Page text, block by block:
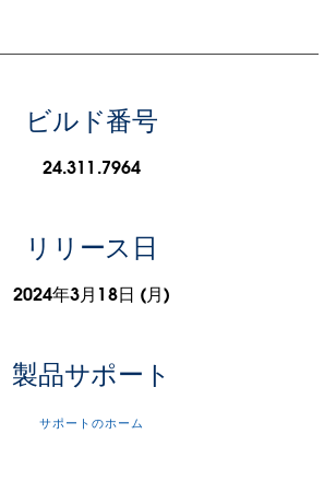
ビルド番号
24.311.7964
リリース日
2024年3月18日 (月)
製品サポート
サポートのホーム